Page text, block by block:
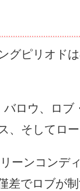
グピリオド
ロウ、ロブ
、そしてロ
ーンコンデ
でロブが制